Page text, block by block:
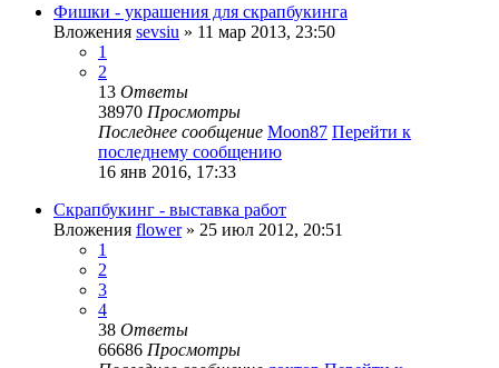
Фишки - украшения для скрапбукинга
Вложения sevsiu » 11 мар 2013, 23:50
1
2
13 Ответы
38970 Просмотры
Последнее сообщение Moon87 Перейти к
последнему сообщению
16 янв 2016, 17:33
Скрапбукинг - выставка работ
Вложения flower» 25 июл 2012, 20:51
1
2
3
4
38 Ответы
66686 Просмотры